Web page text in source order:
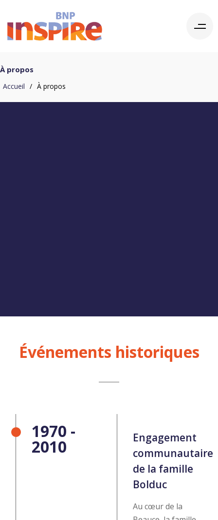
À propos
Accueil / À propos
Événements historiques
1970 -
2010
Engagement
communautaire
de la famille
Bolduc
Au cœur de la